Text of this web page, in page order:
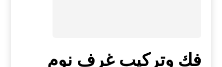
فك وتركيب غرف نوم